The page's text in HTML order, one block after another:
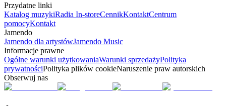
Przydatne linki
Katalog muzykiRadia In-storeCennikKontaktCentrum
pomocyKontakt
Jamendo
Jamendo dla artystówJamendo Music
Informacje prawne
Ogólne warunki użytkowaniaWarunki sprzedażyPolityka
prywatnościPolityka plików cookieNaruszenie praw autorskich
Obserwuj nas